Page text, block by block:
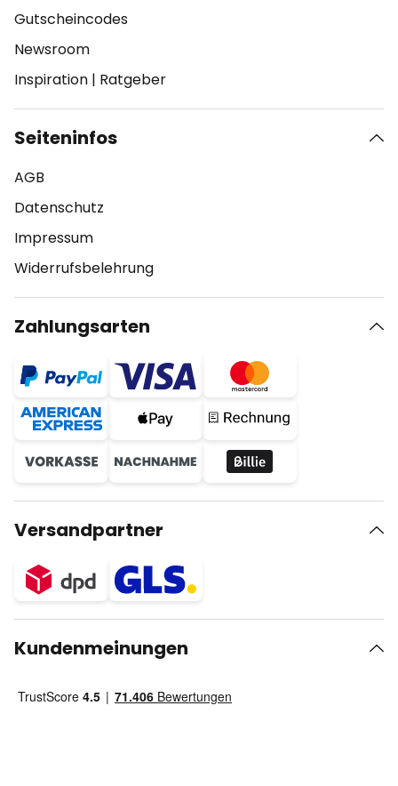
Gutscheincodes
Newsroom
Inspiration | Ratgeber
Seiteninfos
AGB
Datenschutz
Impressum
Widerrufsbelehrung
Zahlungsarten
Versandpartner
Kundenmeinungen